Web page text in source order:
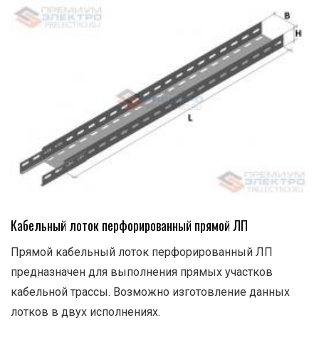
Кабельный лоток перфорированный прямой ЛП
Прямой кабельный лоток перфорированный ЛП
предназначен для выполнения прямых участков
кабельной трассы. Возможно изготовление данных
лотков в двух исполнениях.